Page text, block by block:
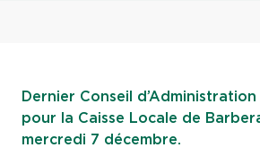
Dernier Conseil
pour la Caisse Locale de
mercredi 7 décembre.